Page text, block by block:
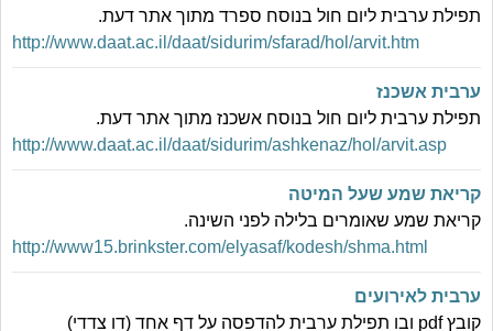
תפילת ערבית ליום חול בנוסח ספרד מתוך אתר דעת.
http://www.daat.ac.il/daat/sidurim/sfarad/hol/arvit.htm
ערבית אשכנז
תפילת ערבית ליום חול בנוסח אשכנז מתוך אתר דעת.
http://www.daat.ac.il/daat/sidurim/ashkenaz/hol/arvit.asp
קריאת שמע שעל המיטה
קריאת שמע שאומרים בלילה לפני השינה.
http://www15.brinkster.com/elyasaf/kodesh/shma.html
ערבית לאירועים
קובץ pdf ובו תפילת ערבית להדפסה על דף אחד (דו צדדי)